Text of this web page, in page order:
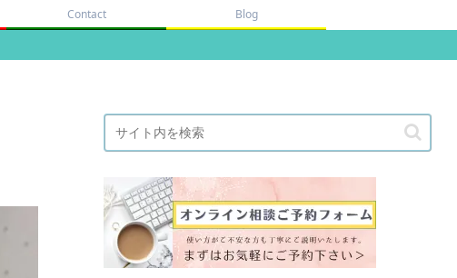
Contact
Blog